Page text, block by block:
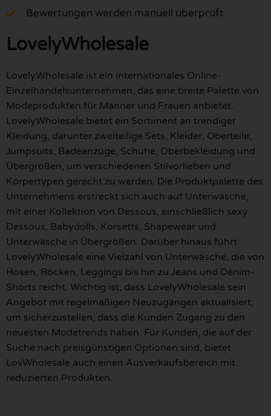
Bewertungen werden manuell überprüft
LovelyWholesale
LovelyWholesale ist ein internationales Online-
Einzelhandelsunternehmen, das eine breite Palette von
Modeprodukten für Männer und Frauen anbietet.
LovelyWholesale bietet ein Sortiment an trendiger
Kleidung, darunter zweiteilige Sets, Kleider, Oberteile,
Jumpsuits, Badeanzüge, Schuhe, Oberbekleidung und
Übergrößen, um verschiedenen Stilvorlieben und
Körpertypen gerecht zu werden. Die Produktpalette des
Unternehmens erstreckt sich auch auf Unterwäsche,
mit einer Kollektion von Dessous, einschließlich sexy
Dessous, Babydolls, Korsetts, Shapewear und
Unterwäsche in Übergrößen. Darüber hinaus führt
LovelyWholesale eine Vielzahl von Unterwäsche, die von
Hosen, Röcken, Leggings bis hin zu Jeans und Denim-
Shorts reicht. Wichtig ist, dass LovelyWholesale sein
Angebot mit regelmäßigen Neuzugängen aktualisiert,
um sicherzustellen, dass die Kunden Zugang zu den
neuesten Modetrends haben. Für Kunden, die auf der
Suche nach preisgünstigen Optionen sind, bietet
LovWholesale auch einen Ausverkaufsbereich mit
reduzierten Produkten.